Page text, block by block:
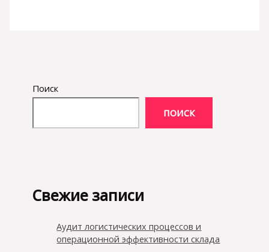
Поиск
ПОИСК
Свежие записи
Аудит логистических процессов и
операционной эффективности склада